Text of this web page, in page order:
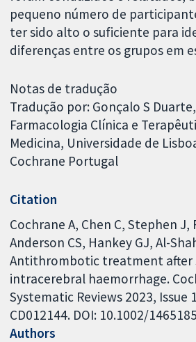
pequeno número de
ter sido alto o suficiente para
diferenças entre os grupos em
Notas de tradução
Tradução por: Gonçalo S
Farmacologia Clínica e
Medicina, Universidade de
Cochrane Portugal
Citation
Cochrane A, Chen C, Stephen J,
Anderson CS, Hankey GJ, Al-
Antithrombotic treatment after
intracerebral haemorrhage.
Systematic Reviews 2023, Issue
CD012144. DOI: 10.1002/
Authors